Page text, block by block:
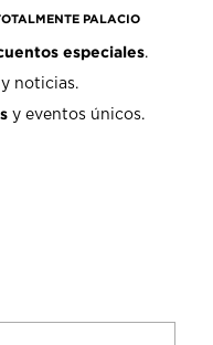
PALACIO
especiales.
y noticias.
y eventos únicos.